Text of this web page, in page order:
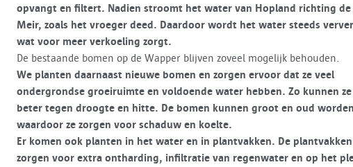
opvangt en filtert. Nadien stroomt het water van Hopland richting de
Meir, zoals het vroeger deed. Daardoor wordt het water steeds
wat voor meer verkoeling zorgt.
De bestaande bomen op de Wapper blijven zoveel mogelijk behouden.
We planten daarnaast nieuwe bomen en zorgen ervoor dat ze veel
ondergrondse groeiruimte en voldoende water hebben. Zo kunnen ze
beter tegen droogte en hitte. De bomen kunnen groot en oud
waardoor ze zorgen voor schaduw en koelte.
Er komen ook planten in het water en in plantvakken. De plantvakken
zorgen voor extra ontharding, infiltratie van regenwater en op het